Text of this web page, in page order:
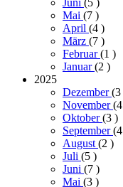
Juni (5 )
Mai (7 )
April (4 )
März (7 )
Februar(1 )
Januar(2 )
2025
Dezember(3
November(4
Oktober(3 )
September(4
August (2 )
Juli (5 )
Juni (7 )
Mai (3 )